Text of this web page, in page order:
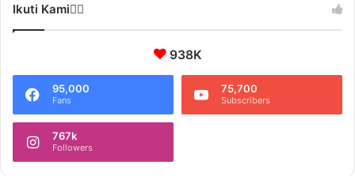
Ikuti Kami❤️‍🔥
938K
95,000
Fans
75,700
Subscribers
767k
Followers